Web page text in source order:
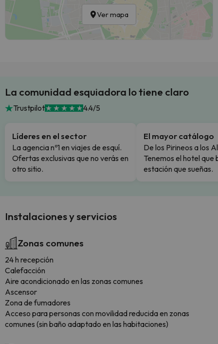
Ver mapa
La comunidad esquiadora lo tiene claro
Trustpilot 4.4/5
Líderes en el sector
La agencia nº1 en viajes de esquí.
Ofertas exclusivas que no verás en
otro sitio.
El mayor catálogo
De los Pirineos a los
Tenemos el hotel que
estación que sueñas.
Instalaciones y servicios
Zonas comunes
24 h recepción
Calefacción
Aire acondicionado en las zonas comunes
Ascensor
Zona de fumadores
Acceso para personas con movilidad reducida en zonas
comunes (sin baño adaptado en las habitaciones)